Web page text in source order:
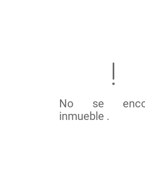
No se
inmueble .